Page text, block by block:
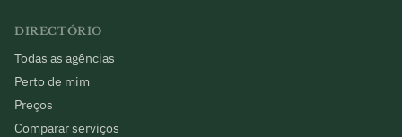
DIRECTÓRIO
Todas as agências
Perto de mim
Preços
Comparar serviços